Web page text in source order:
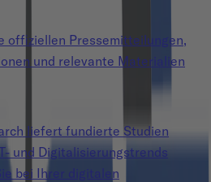
offiziellen Pressemitteilungen,
und relevante Materialien
liefert fundierte Studien
und Digitalisierungstrends
bei Ihrer digitalen